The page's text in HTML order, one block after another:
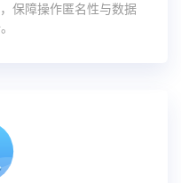
保障操作匿名性与数据